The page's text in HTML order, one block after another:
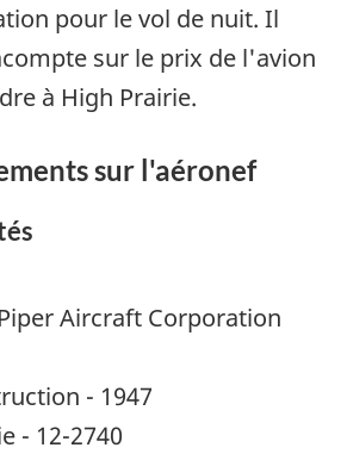
pour le vol de nuit. Il
sur le prix de l'avion
à High Prairie.
sur l'aéronef
Aircraft Corporation
- 1947
- 12-2740